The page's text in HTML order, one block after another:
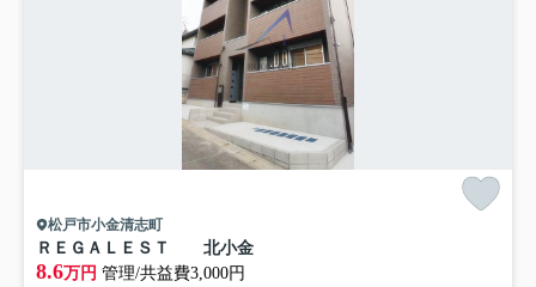
松戸市小金清志町
ＲＥＧＡＬＥＳＴ 北小金
8.6万円 管理/共益費3,000円